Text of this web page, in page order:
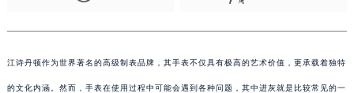
江诗丹顿作为世界著名的高级制表品牌，其手表不仅具有极高的艺术价值，更承载着独特
的文化内涵。然而，手表在使用过程中可能会遇到各种问题，其中进灰就是比较常见的一